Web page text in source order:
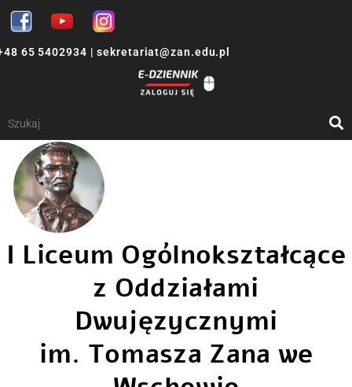
65 5402934 | sekretariat@zan.edu.pl
I Liceum Ogólnokształcące
z Oddziałami
Dwujęzycznymi
im. Tomasza Zana we